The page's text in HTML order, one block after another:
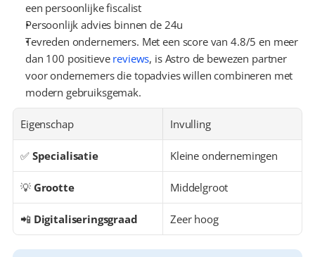
een persoonlijke fiscalist
Persoonlijk advies binnen de 24u
Tevreden ondernemers. Met een score van 4.8/5 en meer
dan 100 positieve reviews, is Astro de bewezen partner
voor ondernemers die topadvies willen combineren met
modern gebruiksgemak.
Eigenschap Invulling
✅ Specialisatie Kleine ondernemingen
💡 Grootte Middelgroot
📲 Digitaliseringsgraad Zeer hoog